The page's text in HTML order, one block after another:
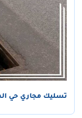
تسليك مجاري حي